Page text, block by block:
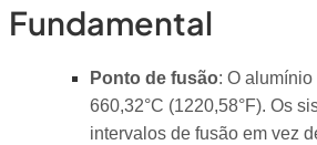
Fundamental
Ponto de fusão: O alumínio
660,32°C (1220,58°F). Os
intervalos de fusão em vez